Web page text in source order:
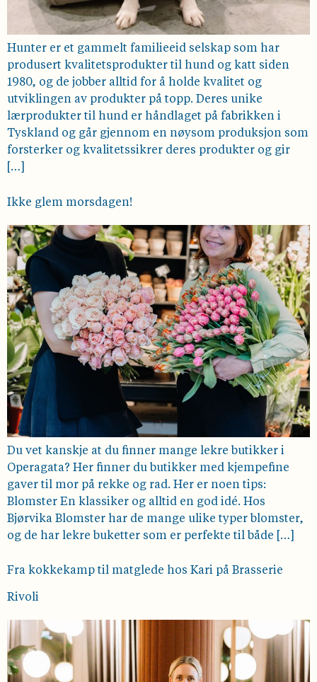
Hunter er et gammelt familieeid selskap som har
produsert kvalitetsprodukter til hund og katt siden
1980, og de jobber alltid for å holde kvalitet og
utviklingen av produkter på topp. Deres unike
lærprodukter til hund er håndlaget på fabrikken i
Tyskland og går gjennom en nøysom produksjon som
forsterker og kvalitetssikrer deres produkter og gir
[…]
Ikke glem morsdagen!
Du vet kanskje at du finner mange lekre butikker i
Operagata? Her finner du butikker med kjempefine
gaver til mor på rekke og rad. Her er noen tips:
Blomster En klassiker og alltid en god idé. Hos
Bjørvika Blomster har de mange ulike typer blomster,
og de har lekre buketter som er perfekte til både […]
Fra kokkekamp til matglede hos Kari på Brasserie
Rivoli